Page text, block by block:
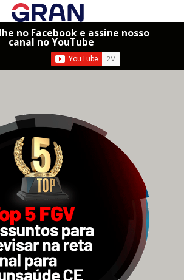
no Facebook e assine nosso
canal no YouTube